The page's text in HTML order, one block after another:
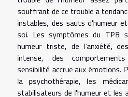
souffrant de ce trouble a
instables, des sauts d'humeur
soi. Les symptômes du TPB
humeur triste, de l'anxiété,
intense, des
sensibilité accrue aux émotions.
la psychothérapie, les
stabilisateurs de l'humeur et les